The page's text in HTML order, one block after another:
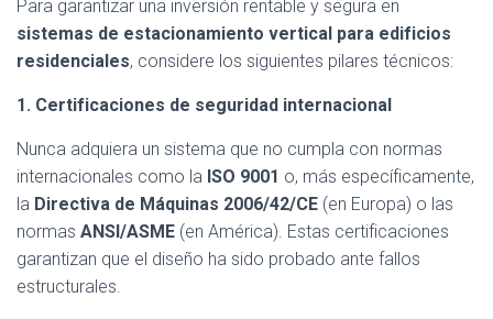
Para garantizar una inversión rentable y segura en
sistemas de estacionamiento vertical para edificios
residenciales, considere los siguientes pilares técnicos:
1. Certificaciones de seguridad internacional
Nunca adquiera un sistema que no cumpla con normas
internacionales como la ISO 9001 o, más específicamente,
la Directiva de Máquinas 2006/42/CE (en Europa) o las
normas ANSI/ASME (en América). Estas certificaciones
garantizan que el diseño ha sido probado ante fallos
estructurales.